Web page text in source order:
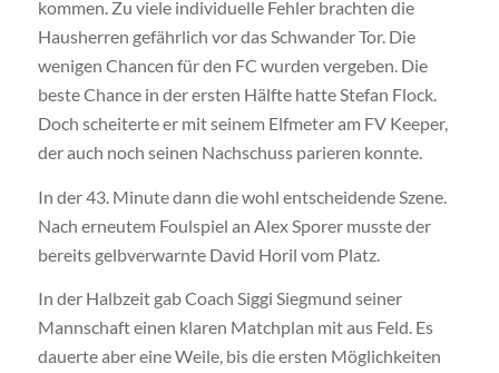
kommen. Zu viele individuelle Fehler brachten die
Hausherren gefährlich vor das Schwander Tor. Die
wenigen Chancen für den FC wurden vergeben. Die
beste Chance in der ersten Hälfte hatte Stefan Flock.
Doch scheiterte er mit seinem Elfmeter am FV Keeper,
der auch noch seinen Nachschuss parieren konnte.
In der 43. Minute dann die wohl entscheidende Szene.
Nach erneutem Foulspiel an Alex Sporer musste der
bereits gelbverwarnte David Horil vom Platz.
In der Halbzeit gab Coach Siggi Siegmund seiner
Mannschaft einen klaren Matchplan mit aus Feld. Es
dauerte aber eine Weile, bis die ersten Möglichkeiten